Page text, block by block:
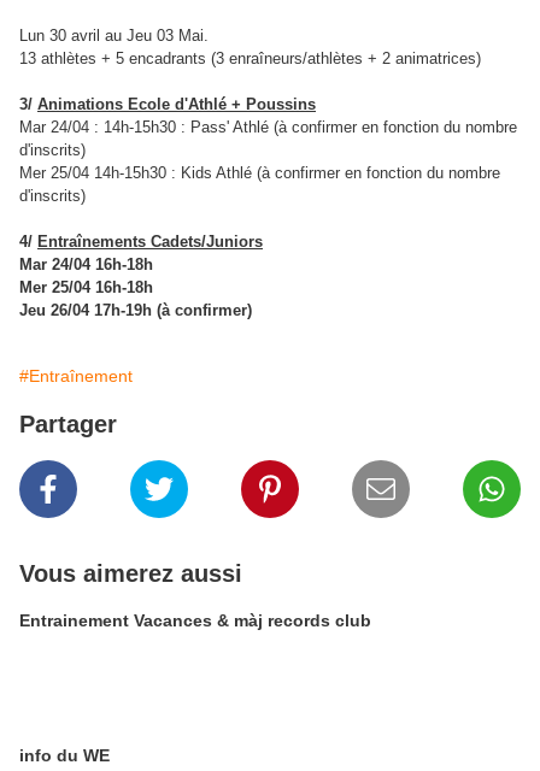
Lun 30 avril au Jeu 03 Mai.
13 athlètes + 5 encadrants (3 enraîneurs/athlètes + 2 animatrices)
3/ Animations Ecole d'Athlé + Poussins
Mar 24/04 : 14h-15h30 : Pass' Athlé (à confirmer en fonction du nombre
d'inscrits)
Mer 25/04 14h-15h30 : Kids Athlé (à confirmer en fonction du nombre
d'inscrits)
4/ Entraînements Cadets/Juniors
Mar 24/04 16h-18h
Mer 25/04 16h-18h
Jeu 26/04 17h-19h (à confirmer)
#Entraînement
Partager
Vous aimerez aussi
Entrainement Vacances & màj records club
info du WE